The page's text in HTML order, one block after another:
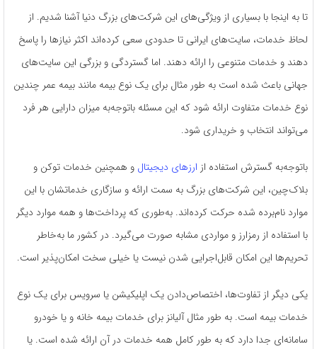
تا به اینجا با بسیاری از ویژگی‌های این شرکت‌های بزرگ دنیا آشنا شدیم. از
لحاظ خدمات، سایت‌های ایرانی تا حدودی سعی کرده‌اند اکثر نیازها را پاسخ
دهند و خدمات متنوعی را ارائه دهند. اما گستردگی و بزرگی این سایت‌های
جهانی باعث شده است به طور مثال برای یک نوع بیمه مانند بیمه عمر چندین
نوع خدمات متفاوت ارائه شود که این مسئله باتوجه‌به میزان دارایی هر فرد
می‌تواند انتخاب و خریداری شود.
باتوجه‌به گسترش استفاده از ارزهای دیجیتال و همچنین خدمات توکن و
بلاک‌چین، این شرکت‌های بزرگ به سمت ارائه و سازگاری خدماتشان با این
موارد نام‌برده شده حرکت کرده‌اند. به‌طوری که پرداخت‌ها و همه‌ موارد دیگر
با استفاده از رمزارز و مواردی مشابه صورت می‌گیرد. در کشور ما به‌خاطر
تحریم‌ها این امکان قابل‌اجرایی شدن نیست یا خیلی سخت امکان‌پذیر است.
یکی دیگر از تفاوت‌ها، اختصاص‌دادن یک اپلیکیشن یا سرویس برای یک نوع
خدمات بیمه است. به طور مثال آلیانز برای خدمات بیمه خانه و یا خودرو
سامانه‌ای جدا دارد که به طور کامل همه‌ خدمات در آن ارائه شده است. یا